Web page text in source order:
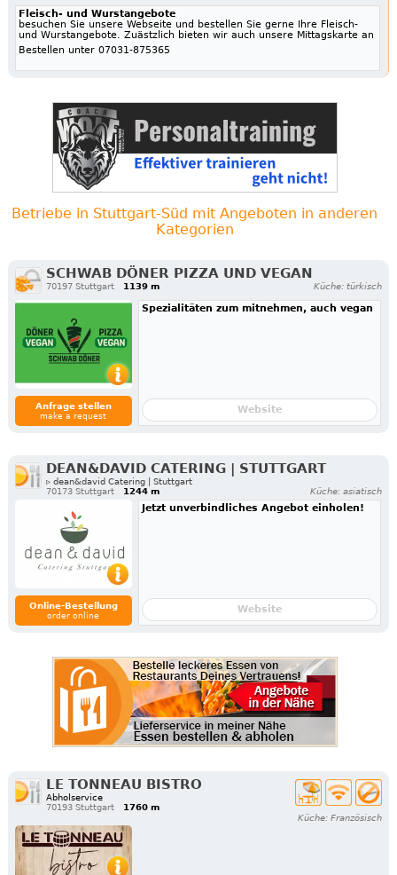
Fleisch- und Wurstangebote
besuchen Sie unsere Webseite und bestellen Sie gerne Ihre Fleisch-
und Wurstangebote. Zuästzlich bieten wir auch unsere Mittagskarte an
Bestellen unter 07031-875365
Betriebe in Stuttgart-Süd mit Angeboten in anderen
Kategorien
SCHWAB DÖNER PIZZA UND VEGAN
70197 Stuttgart 1139 m Küche: türkisch
Anfrage stellen
make a request
Spezialitäten zum mitnehmen, auch vegan
Website
DEAN&DAVID CATERING | STUTTGART
▹ dean&david Catering | Stuttgart
70173 Stuttgart
1244 m Küche: asiatisch
Online-Bestellung
order online
Jetzt unverbindliches Angebot einholen!
Website
LE TONNEAU BISTRO
Abholservice
70193 Stuttgart
1760 m
Küche: Französisch